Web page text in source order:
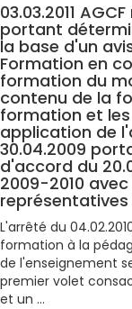
03.03.2011
portant
la base d'un
Formation en
formation du
contenu de la
formation et
application de
30.04.2009
d'accord du
2009-2010
L'arrêté du
formation à la
de l'enseignement
premier volet
et un ...